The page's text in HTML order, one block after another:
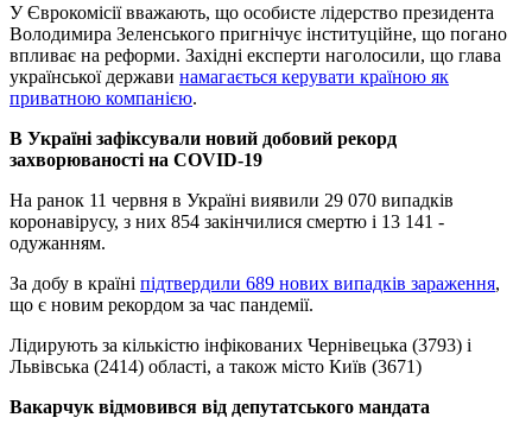
У Єврокомісії вважають, що особисте лідерство президента
Володимира Зеленського пригнічує інституційне, що погано
впливає на реформи. Західні експерти наголосили, що глава
української держави намагається керувати країною як
приватною компанією.
В Україні зафіксували новий добовий рекорд
захворюваності на COVID-19
На ранок 11 червня в Україні виявили 29 070 випадків
коронавірусу, з них 854 закінчилися смертю і 13 141 -
одужанням.
За добу в країні підтвердили 689 нових випадків зараження,
що є новим рекордом за час пандемії.
Лідирують за кількістю інфікованих Чернівецька (3793) і
Львівська (2414) області, а також місто Київ (3671)
Вакарчук відмовився від депутатського мандата